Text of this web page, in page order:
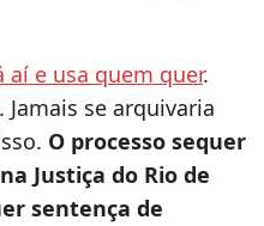
e usa quem quer.
se arquivaria
O processo sequer
Justiça do Rio de
sentença de